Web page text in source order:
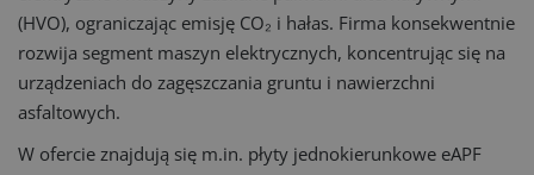
(HVO), ograniczając emisję CO₂ i hałas. Firma konsekwentnie
rozwija segment maszyn elektrycznych, koncentrując się na
urządzeniach do zagęszczania gruntu i nawierzchni
asfaltowych.
W ofercie znajdują się m.in. płyty jednokierunkowe eAPF